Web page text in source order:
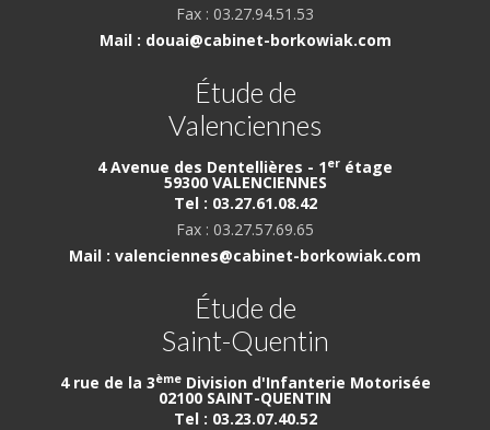
Fax : 03.27.94.51.53
Mail : douai@cabinet-borkowiak.com
Étude de
Valenciennes
4 Avenue des Dentellières - 1er étage
59300 VALENCIENNES
Tel : 03.27.61.08.42
Fax : 03.27.57.69.65
Mail : valenciennes@cabinet-borkowiak.com
Étude de
Saint-Quentin
4 rue de la 3èmeDivision d'Infanterie Motorisée
02100 SAINT-QUENTIN
Tel : 03.23.07.40.52